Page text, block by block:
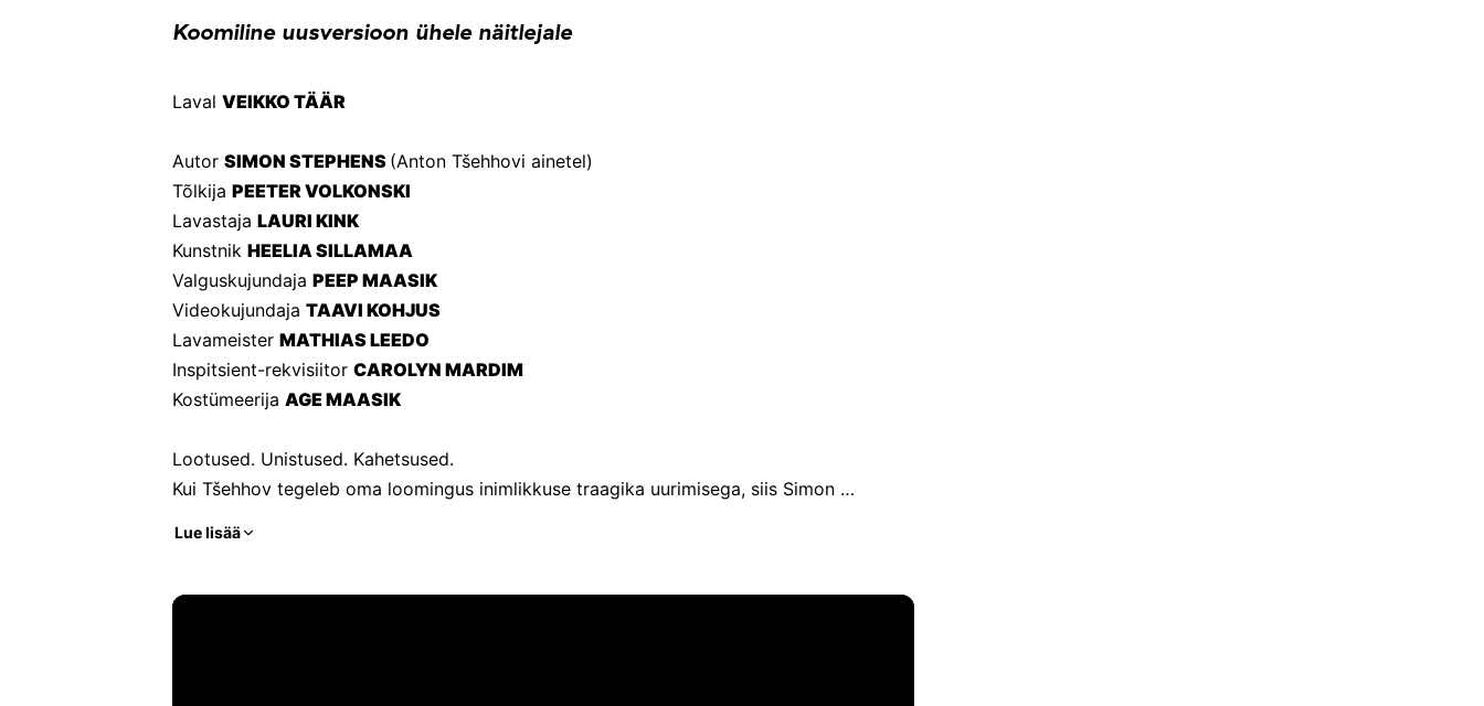
Koomiline uusversioon ühele näitlejale
Laval VEIKKO TÄÄR
Autor SIMON STEPHENS (Anton Tšehhovi ainetel)
Tõlkija PEETER VOLKONSKI
Lavastaja LAURI KINK
Kunstnik HEELIA SILLAMAA
Valguskujundaja PEEP MAASIK
Videokujundaja TAAVI KOHJUS
Lavameister MATHIAS LEEDO
Inspitsient-rekvisiitor CAROLYN MARDIM
Kostümeerija AGE MAASIK
Lootused. Unistused. Kahetsused.
Kui Tšehhov tegeleb oma loomingus inimlikkuse traagika uurimisega, siis Simon
vingumine ja ihalus parema järele.
Lue lisää